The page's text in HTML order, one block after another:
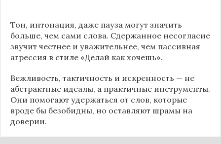
Тон, интонация, даже пауза могут значить
больше, чем сами слова. Сдержанное несогласие
звучит честнее и уважительнее, чем пассивная
агрессия в стиле «Делай как хочешь».
Вежливость, тактичность и искренность — не
абстрактные идеалы, а практичные инструменты.
Они помогают удержаться от слов, которые
вроде бы безобидны, но оставляют шрамы на
доверии.